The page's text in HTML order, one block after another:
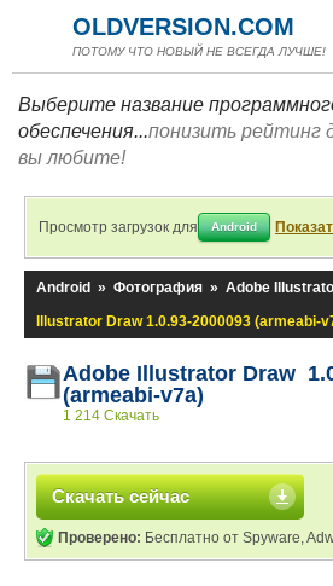
OLDVERSION.COM
ПОТОМУ ЧТО НОВЫЙ НЕ ВСЕГДА ЛУЧШЕ!
Выберите название
обеспечения...понизить рейтинг
вы любите!
Просмотр загрузок для Android
Android » Фотография » Adobe
Illustrator Draw 1.0.93-2000093 (armeabi-
Adobe Illustrator Draw
(armeabi-v7a)
1 214 Скачать
Скачать сейчас
Проверено: Бесплатно от Spyware,